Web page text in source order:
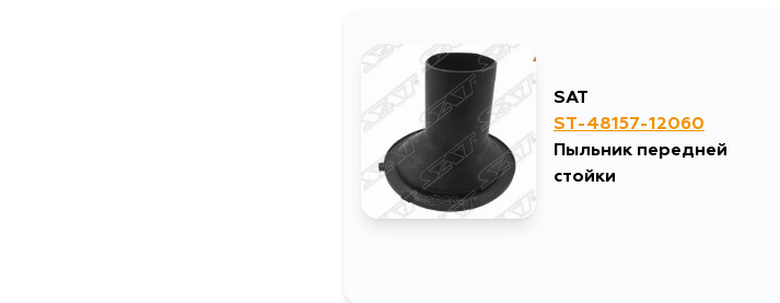
SAT
ST-48157-12060
Пыльник передней
стойки